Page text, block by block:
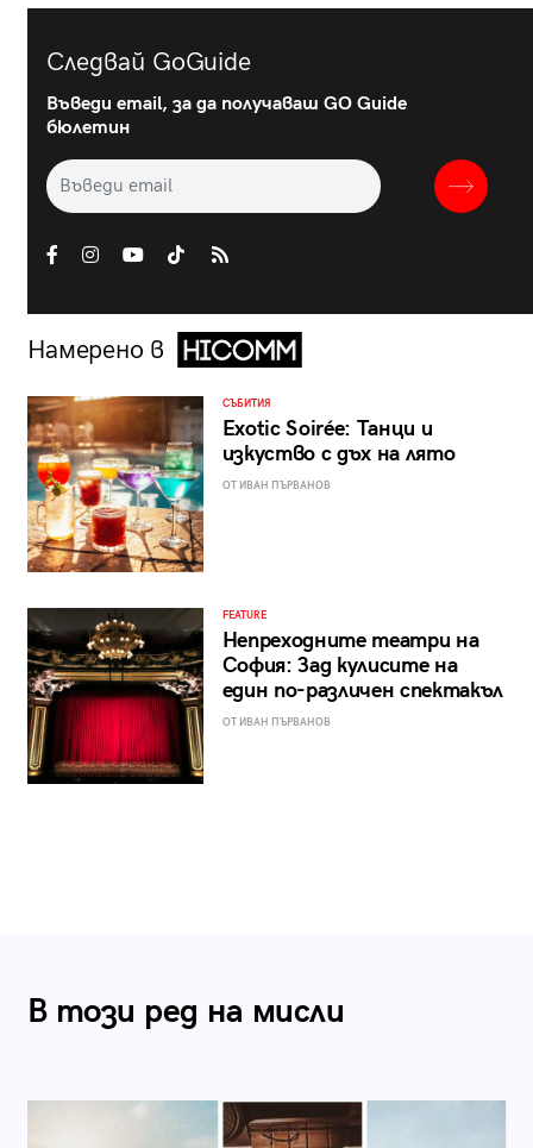
Следвай GoGuide
Въведи email, за да получаваш GO Guide
бюлетин
Намерено в
СЪБИТИЯ
Exotic Soirée: Танци и
изкуство с дъх на лято
ОТ ИВАН ПЪРВАНОВ
FEATURE
Непреходните театри на
София: Зад кулисите на
един по-различен спектакъл
ОТ ИВАН ПЪРВАНОВ
В този ред на мисли